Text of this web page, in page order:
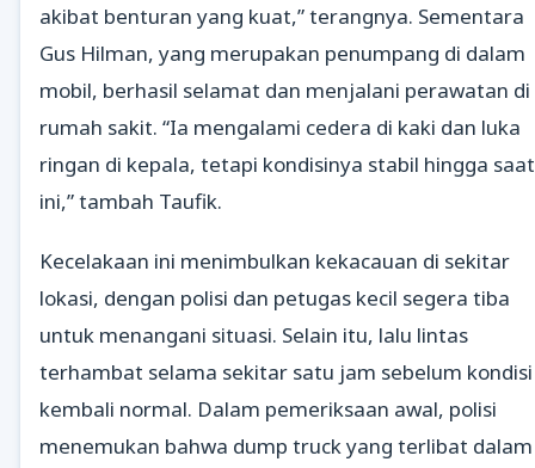
akibat benturan yang kuat,” terangnya. Sementara
Gus Hilman, yang merupakan penumpang di dalam
mobil, berhasil selamat dan menjalani perawatan di
rumah sakit. “Ia mengalami cedera di kaki dan luka
ringan di kepala, tetapi kondisinya stabil hingga saat
ini,” tambah Taufik.
Kecelakaan ini menimbulkan kekacauan di sekitar
lokasi, dengan polisi dan petugas kecil segera tiba
untuk menangani situasi. Selain itu, lalu lintas
terhambat selama sekitar satu jam sebelum kondisi
kembali normal. Dalam pemeriksaan awal, polisi
menemukan bahwa dump truck yang terlibat dalam